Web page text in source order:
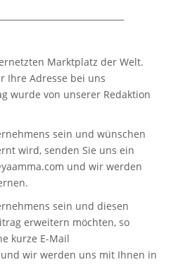
Marktplatz der Welt.
Ihre Adresse bei uns
wurde von unserer Redaktion
sein und wünschen
wird, senden Sie uns ein
und wir werden
sein und diesen
erweitern möchten, so
kurze E-Mail
und wir werden uns mit Ihnen in